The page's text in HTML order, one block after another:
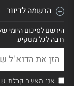
הרשמה לדיוור
הירשם לסיכום היומי
חובה לכל משקיע
אני מאשר קבלת